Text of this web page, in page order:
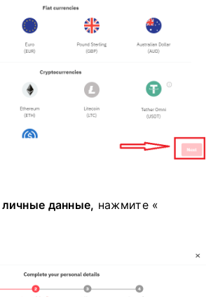
личные данные, нажмите «